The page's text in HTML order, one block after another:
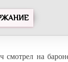
на